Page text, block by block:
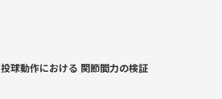
投球動作における 関節間力の検証